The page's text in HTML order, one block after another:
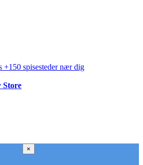
+150 spisesteder nær dig
Store
×